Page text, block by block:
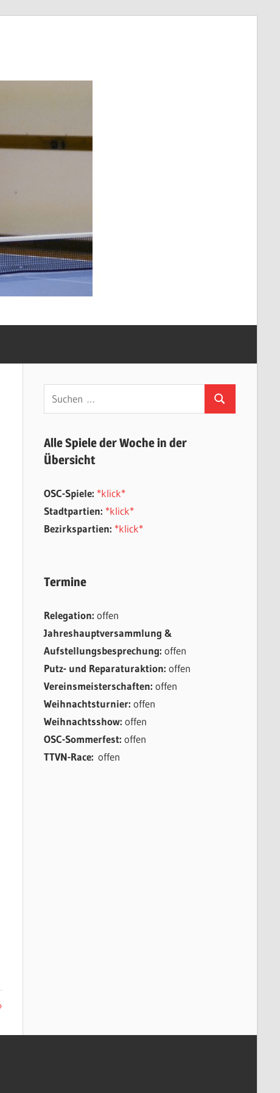
Suchen
nach:
Suchen
Alle Spiele der Woche in der
Übersicht
OSC-Spiele: *klick*
Stadtpartien: *klick*
Bezirkspartien: *klick*
Termine
Relegation: offen
Jahreshauptversammlung &
Aufstellungsbesprechung: offen
Putz- und Reparaturaktion: offen
Vereinsmeisterschaften: offen
Weihnachtsturnier: offen
Weihnachtsshow: offen
OSC-Sommerfest: offen
TTVN-Race: offen